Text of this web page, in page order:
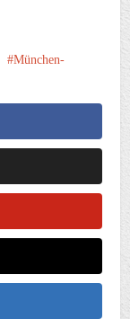
München-